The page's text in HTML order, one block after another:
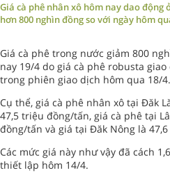
Giá cà phê nhân xô hôm nay dao động
hơn 800 nghìn đồng so với ngày hôm
Giá cà phê trong nước giảm 800
nay 19/4 do giá cà phê robusta
trong phiên giao dịch hôm qua 18/4.
Cụ thể, giá cà phê nhân xô tại Đăk
47,5 triệu đồng/tấn, giá cà phê tại
đồng/tấn và giá tại Đăk Nông là
Các mức giá này như vậy đã cách
thiết lập hôm 14/4.